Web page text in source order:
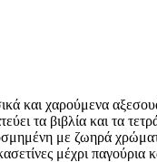
και χαρούμενα
τα βιβλία και τα
με ζωηρά
μέχρι παγούρια